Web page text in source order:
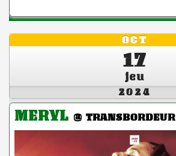
OCT
17
jeu
2024
MERYL @ TRANSBORDEUR